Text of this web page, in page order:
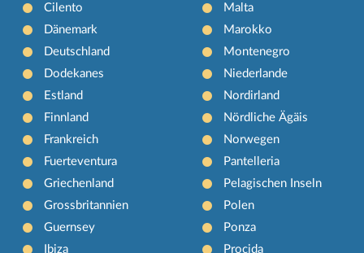
Cilento
Dänemark
Deutschland
Dodekanes
Estland
Finnland
Frankreich
Fuerteventura
Griechenland
Grossbritannien
Guernsey
Ibiza
Malta
Marokko
Montenegro
Niederlande
Nordirland
Nördliche Ägäis
Norwegen
Pantelleria
Pelagischen Inseln
Polen
Ponza
Procida